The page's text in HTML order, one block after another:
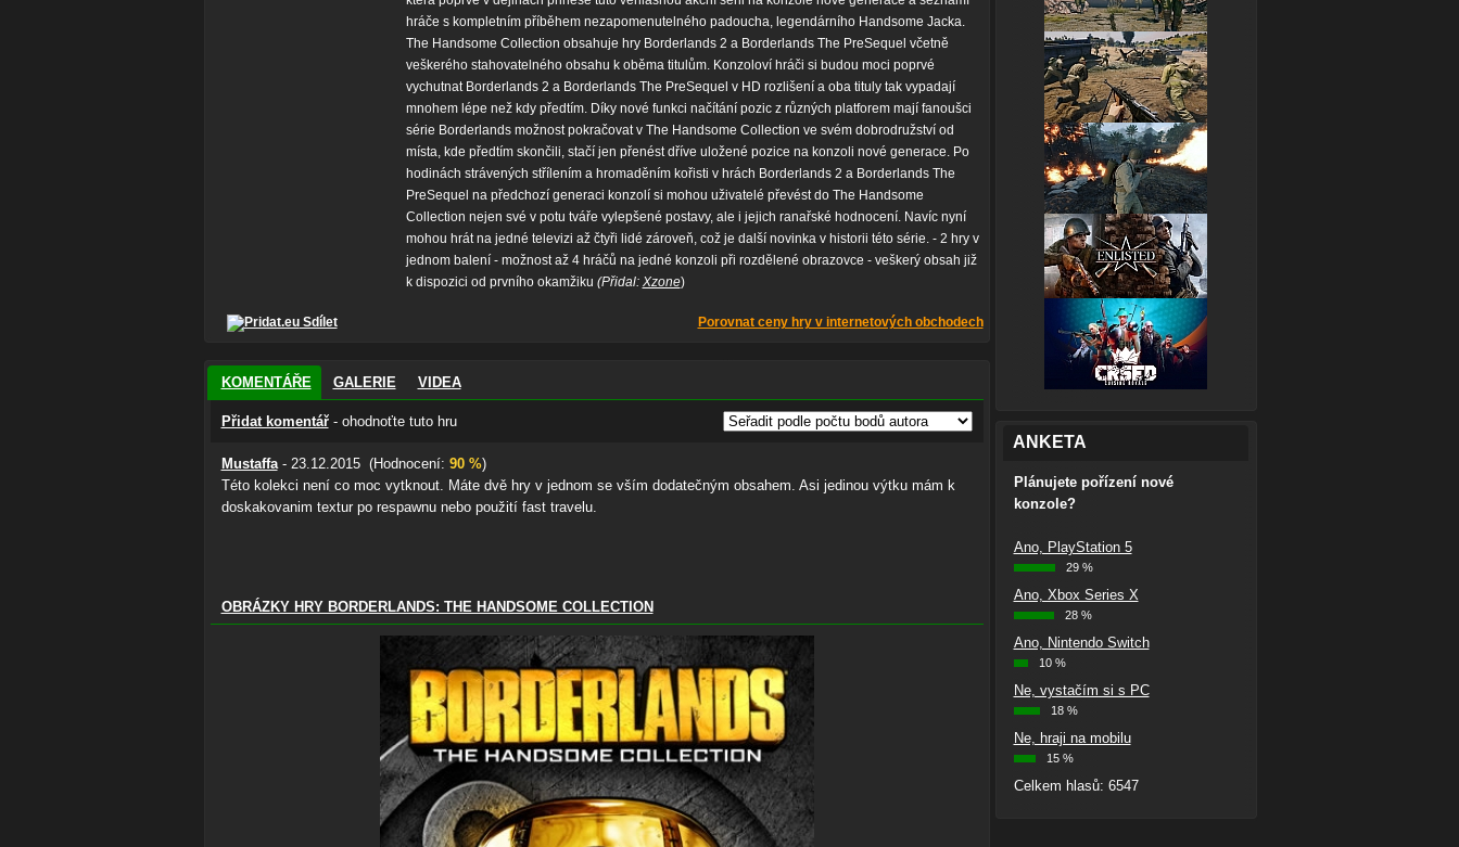
hráče s kompletním příběhem nezapomenutelného padoucha, legendárního Handsome Jacka.
The Handsome Collection obsahuje hry Borderlands 2 a Borderlands The PreSequel včetně
veškerého stahovatelného obsahu k oběma titulům. Konzoloví hráči si budou moci poprvé
vychutnat Borderlands 2 a Borderlands The PreSequel v HD rozlišení a oba tituly tak vypadají
mnohem lépe než kdy předtím. Díky nové funkci načítání pozic z různých platforem mají fanoušci
série Borderlands možnost pokračovat v The Handsome Collection ve svém dobrodružství od
místa, kde předtím skončili, stačí jen přenést dříve uložené pozice na konzoli nové generace. Po
hodinách strávených střílením a hromaděním kořisti v hrách Borderlands 2 a Borderlands The
PreSequel na předchozí generaci konzolí si mohou uživatelé převést do The Handsome
Collection nejen své v potu tváře vylepšené postavy, ale i jejich ranařské hodnocení. Navíc nyní
mohou hrát na jedné televizi až čtyři lidé zároveň, což je další novinka v historii této série. - 2 hry v
jednom balení - možnost až 4 hráčů na jedné konzoli při rozdělené obrazovce - veškerý obsah již
k dispozici od prvního okamžiku (Přidal: Xzone)
Sdílet Porovnat ceny hry v internetových obchodech
KOMENTÁŘE GALERIE VIDEA
Přidat komentář- ohodnoťte tuto hru
Mustaffa- 23.12.2015 (Hodnocení: 90 %)
Této kolekci není co moc vytknout. Máte dvě hry v jednom se vším dodatečným obsahem. Asi jedinou výtku mám k
doskakovanim textur po respawnu nebo použití fast travelu.
OBRÁZKY HRY BORDERLANDS: THE HANDSOME COLLECTION
ANKETA
Plánujete pořízení nové
konzole?
Ano, PlayStation 5
29 %
Ano, Xbox Series X
28 %
Ano, Nintendo Switch
10 %
Ne, vystačím si s PC
18 %
Ne, hraji na mobilu
15 %
Celkem hlasů: 6547